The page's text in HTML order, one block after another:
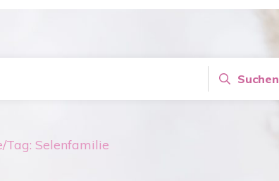
Suchen
/Tag: Selenfamilie